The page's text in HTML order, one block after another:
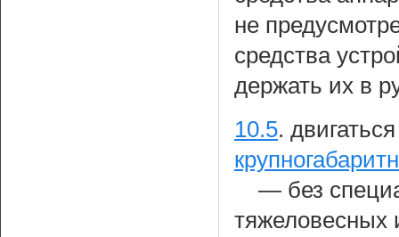
не
средства
держать их в
10.5.
— без
тяжеловесных